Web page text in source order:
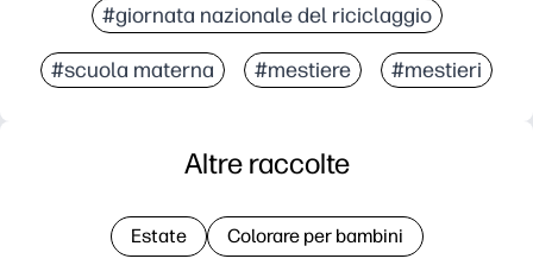
#giornata nazionale del riciclaggio
#scuola materna #mestiere #mestieri
Altre raccolte
Estate Colorare per bambini